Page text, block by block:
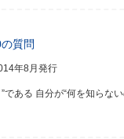
質問
年8月発行
ある 自分が“何を知らな